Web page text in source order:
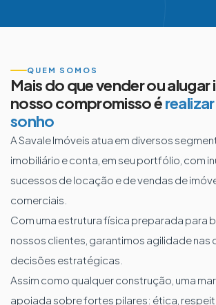
QUEM SOMOS
Mais do que vender ou
nosso compromisso é
sonho
A Savale Imóveis atua em diversos
imobiliário e conta, em seu portfólio, com
sucessos de locação e de vendas de
comerciais.
Com uma estrutura física preparada para
nossos clientes, garantimos agilidade nas
decisões estratégicas.
Assim como qualquer construção, uma
apoiada sobre fortes pilares: ética,